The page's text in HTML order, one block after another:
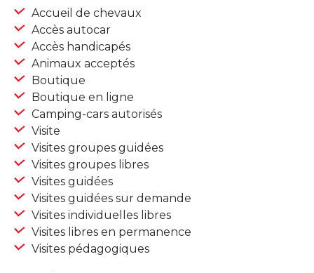
Accueil de chevaux
Accès autocar
Accès handicapés
Animaux acceptés
Boutique
Boutique en ligne
Camping-cars autorisés
Visite
Visites groupes guidées
Visites groupes libres
Visites guidées
Visites guidées sur demande
Visites individuelles libres
Visites libres en permanence
Visites pédagogiques